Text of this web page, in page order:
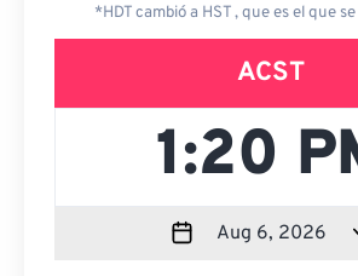
*HDT cambió a HST , que es el que
ACST